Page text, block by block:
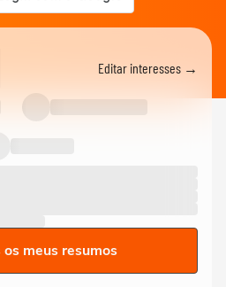
Editar interesses →
meus resumos